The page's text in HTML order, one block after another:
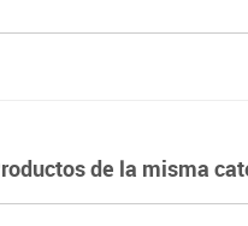
de la misma